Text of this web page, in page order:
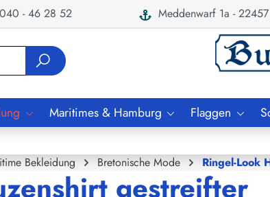
- 46 28 52 Meddenwarf 1a -
Maritimes & Hamburg Flaggen
Bekleidung Bretonische Mode Ringel-Look
gestreifter